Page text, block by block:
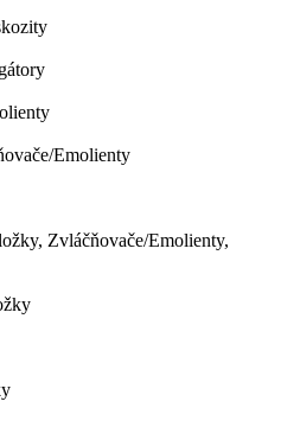
Emolienty
Zvláčňovače/Emolienty,